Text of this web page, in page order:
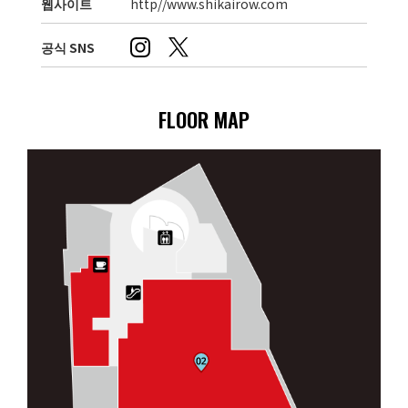
공식 SNS
FLOOR MAP